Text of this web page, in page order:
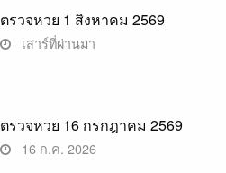
ตรวจหวย 1 สิงหาคม 2569
เสาร์ที่ผ่านมา
ตรวจหวย 16 กรกฎาคม 2569
16 ก.ค. 2026